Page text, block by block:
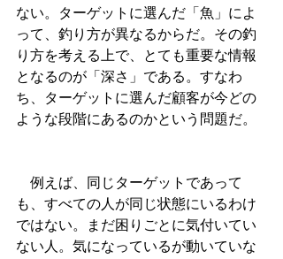
ない。ターゲットに選んだ「魚」によ
って、釣り方が異なるからだ。その釣
り方を考える上で、とても重要な情報
となるのが「深さ」である。すなわ
ち、ターゲットに選んだ顧客が今どの
ような段階にあるのかという問題だ。
例えば、同じターゲットであって
も、すべての人が同じ状態にいるわけ
ではない。まだ困りごとに気付いてい
ない人。気になっているが動いていな